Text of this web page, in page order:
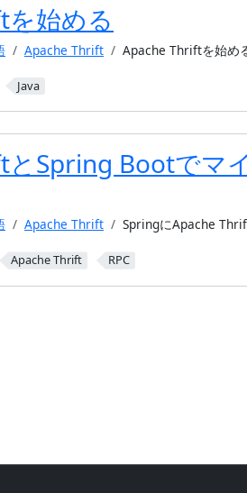
始める
Apache Thrift Apache Thriftを始め
Java
Spring Bootでマ
Apache Thrift SpringにApache
Apache Thrift RPC